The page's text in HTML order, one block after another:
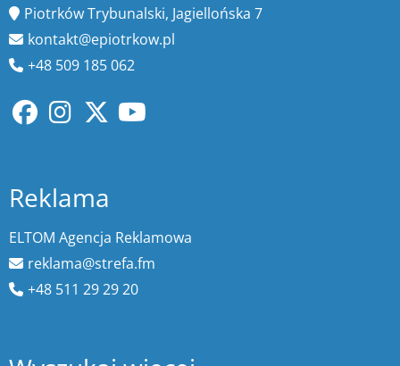
Piotrków Trybunalski, Jagiellońska 7
kontakt@epiotrkow.pl
+48 509 185 062
Reklama
ELTOM Agencja Reklamowa
reklama@strefa.fm
+48 511 29 29 20